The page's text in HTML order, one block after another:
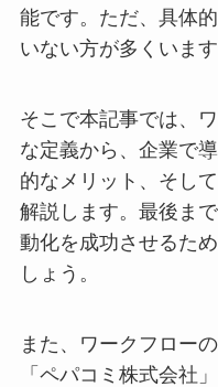
能です。ただ、具体
いない方が多くいます
そこで本記事では、
な定義から、企業で
的なメリット、そし
解説します。最後ま
動化を成功させるた
しょう。
また、ワークフロー
「ペパコミ株式会社